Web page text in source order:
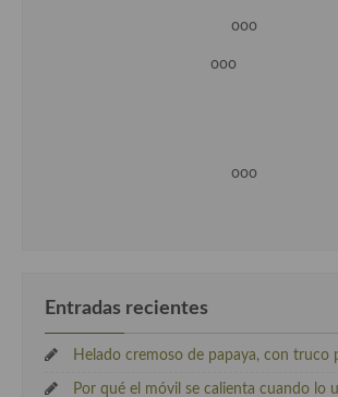
ooo
ooo
ooo
Entradas recientes
Helado cremoso de papaya, con truco
Por qué el móvil se calienta cuando lo